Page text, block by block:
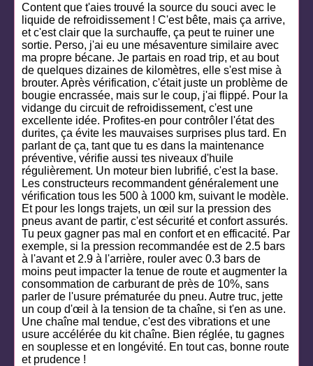
Content que t'aies trouvé la source du souci avec le
liquide de refroidissement ! C'est bête, mais ça arrive,
et c'est clair que la surchauffe, ça peut te ruiner une
sortie. Perso, j'ai eu une mésaventure similaire avec
ma propre bécane. Je partais en road trip, et au bout
de quelques dizaines de kilomètres, elle s'est mise à
brouter. Après vérification, c'était juste un problème de
bougie encrassée, mais sur le coup, j'ai flippé. Pour la
vidange du circuit de refroidissement, c'est une
excellente idée. Profites-en pour contrôler l'état des
durites, ça évite les mauvaises surprises plus tard. En
parlant de ça, tant que tu es dans la maintenance
préventive, vérifie aussi tes niveaux d'huile
régulièrement. Un moteur bien lubrifié, c'est la base.
Les constructeurs recommandent généralement une
vérification tous les 500 à 1000 km, suivant le modèle.
Et pour les longs trajets, un œil sur la pression des
pneus avant de partir, c'est sécurité et confort assurés.
Tu peux gagner pas mal en confort et en efficacité. Par
exemple, si la pression recommandée est de 2.5 bars
à l'avant et 2.9 à l'arrière, rouler avec 0.3 bars de
moins peut impacter la tenue de route et augmenter la
consommation de carburant de près de 10%, sans
parler de l'usure prématurée du pneu. Autre truc, jette
un coup d'œil à la tension de ta chaîne, si t'en as une.
Une chaîne mal tendue, c'est des vibrations et une
usure accélérée du kit chaîne. Bien réglée, tu gagnes
en souplesse et en longévité. En tout cas, bonne route
et prudence !